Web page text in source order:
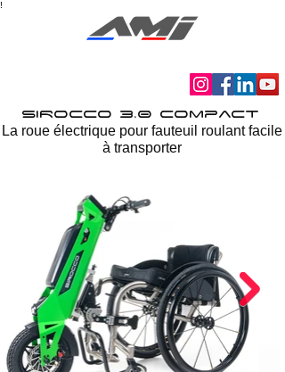
!
SIROCCO 3.0 compact
La roue électrique pour fauteuil roulant facile
à transporter